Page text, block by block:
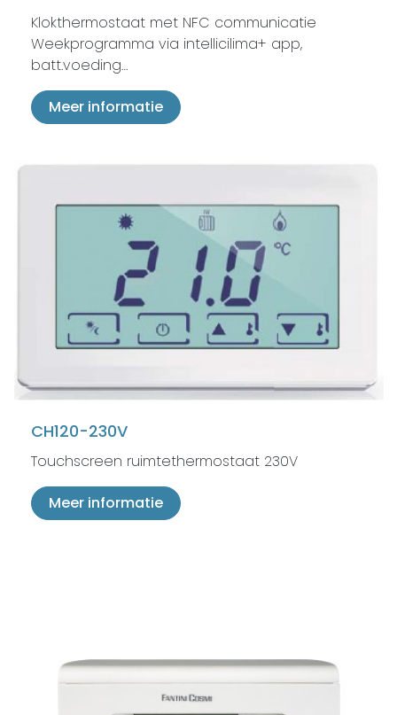
Klokthermostaat met NFC communicatie
Weekprogramma via intellicilima+ app,
batt.voeding…
Meer informatie
CH120-230V
Touchscreen ruimtethermostaat 230V
Meer informatie